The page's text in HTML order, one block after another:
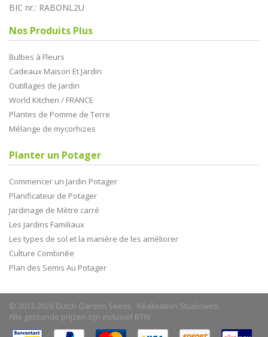
BIC nr.: RABONL2U
Nos Produits Plus
Bulbes à Fleurs
Cadeaux Maison Et Jardin
Outillages de Jardin
World Kitchen / FRANCE
Plantes de Pomme de Terre
Mélange de mycorhizes
Planter un Potager
Commencer un Jardin Potager
Planificateur de Potager
Jardinage de Mètre carré
Les Jardins Familiaux
Les types de sol et la manière de les améliorer
Culture Combinée
Plan des Semis Au Potager
© 2013-2026 Dutch Garden Seeds. Réalisation Studioweb
Alle getoonde prijzen zijn inclusief BTW